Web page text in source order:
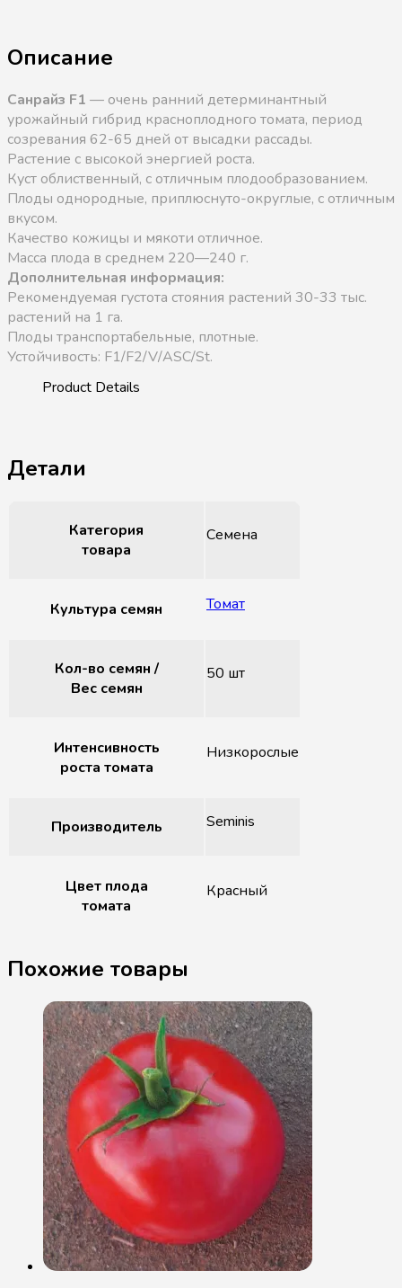
Описание
Санрайз F1 — очень ранний детерминантный
урожайный гибрид красноплодного томата, период
созревания 62-65 дней от высадки рассады.
Растение с высокой энергией роста.
Куст облиственный, с отличным плодообразованием.
Плоды однородные, приплюснуто-округлые, с отличным
вкусом.
Качество кожицы и мякоти отличное.
Масса плода в среднем 220—240 г.
Дополнительная информация:
Рекомендуемая густота стояния растений 30-33 тыс.
растений на 1 га.
Плоды транспортабельные, плотные.
Устойчивость: F1/F2/V/ASC/St.
Детали
Категория
товара
Семена
Культура семян Томат
Кол-во семян /
Вес семян
50 шт
Интенсивность
роста томата
Низкорослые
Производитель Seminis
Цвет плода
томата
Красный
Похожие товары